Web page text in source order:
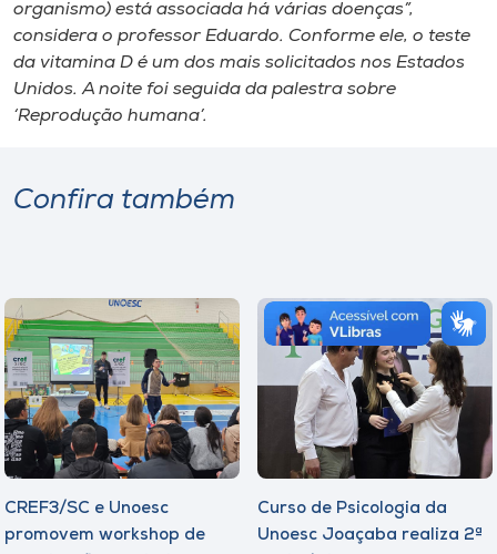
organismo) está associada há várias doenças”,
considera o professor Eduardo. Conforme ele, o teste
da vitamina D é um dos mais solicitados nos Estados
Unidos. A noite foi seguida da palestra sobre
‘Reprodução humana’.
Confira também
CREF3/SC e Unoesc
promovem workshop de
Curso de Psicologia da
Unoesc Joaçaba realiza 2ª